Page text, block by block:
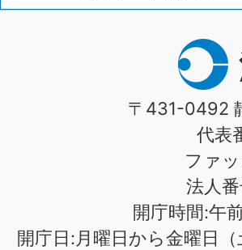
〒431-0492
代表
ファ
法人
開庁時間:午
開庁日:月曜日から金曜日